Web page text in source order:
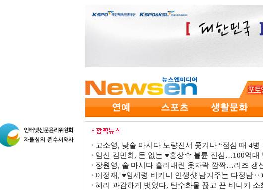
고소영, 낮술 마시다 노량진서 쫓겨나 “점심 때 4병
임신 김민희, 돈 없는 ♥홍상수 불륜 진심…100억대
장원영, 술 마시다 흘러내린 옷자락 깜짝…리즈 갱
이정재, ♥임세령 비키니 인생샷 남겨주는 다정남‥
혜리 과감하게 벗었다, 탄수화물 끊고 끈 비니키 소